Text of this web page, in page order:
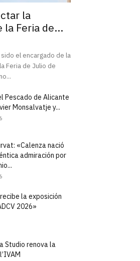
la
la Feria de...
el encargado de la
Feria de Julio de
Pescado de Alicante
Monsalvatje y...
«Calenza nació
admiración por
la exposición
2026»
Studio renova la